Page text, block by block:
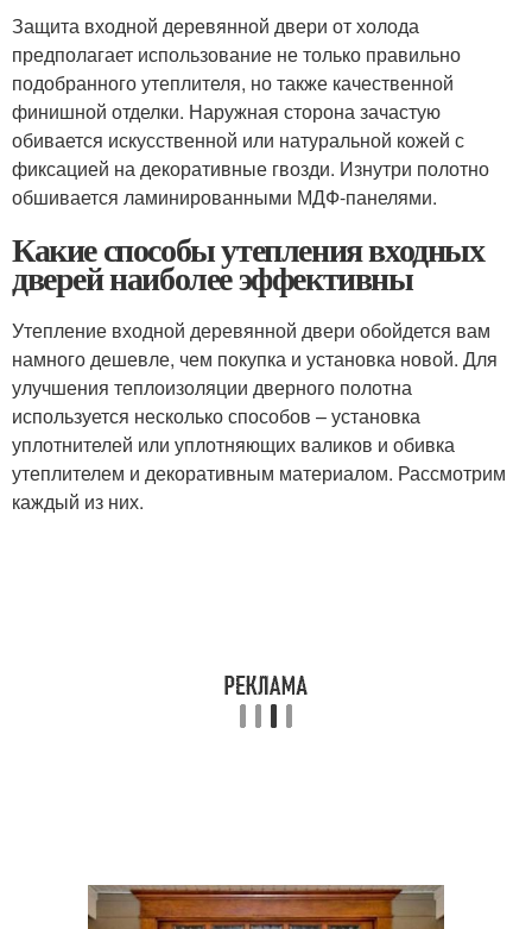
Защита входной деревянной двери от холода
предполагает использование не только правильно
подобранного утеплителя, но также качественной
финишной отделки. Наружная сторона зачастую
обивается искусственной или натуральной кожей с
фиксацией на декоративные гвозди. Изнутри полотно
обшивается ламинированными МДФ-панелями.
Какие способы утепления входных
дверей наиболее эффективны
Утепление входной деревянной двери обойдется вам
намного дешевле, чем покупка и установка новой. Для
улучшения теплоизоляции дверного полотна
используется несколько способов – установка
уплотнителей или уплотняющих валиков и обивка
утеплителем и декоративным материалом. Рассмотрим
каждый из них.